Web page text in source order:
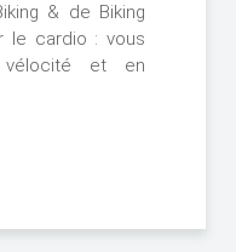
& de Biking
le cardio : vous
et en